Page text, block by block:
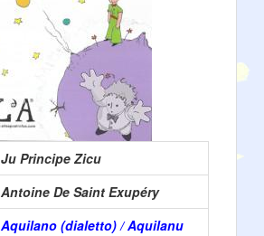
Ju Principe Zicu
Antoine De Saint Exupéry
Aquilano (dialetto) / Aquilanu